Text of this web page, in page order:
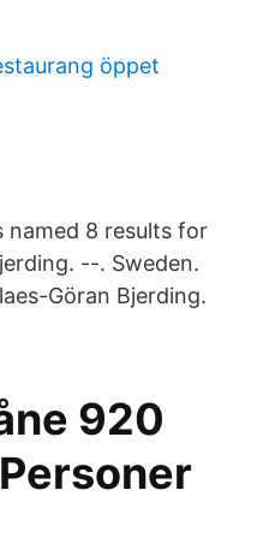
öppet
named 8 results for
--. Sweden.
Göran Bjerding.
920